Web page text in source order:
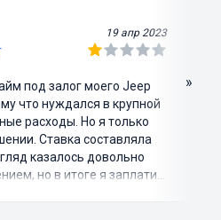
19 апр 2023
под залог моего Jeep
что нуждался в крупной
расходы. Но я только
Ставка составляла
казалось довольно
но в итоге я заплатил
»